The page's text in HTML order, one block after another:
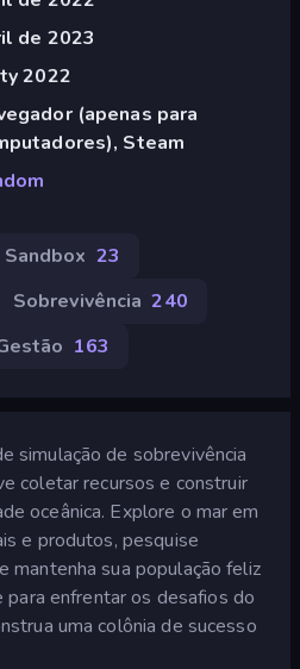
de 2023
2022
(apenas para
Steam
Sandbox 23
Sobrevivência 240
163
simulação de sobrevivência
coletar recursos e construir
oceânica. Explore o mar em
e produtos, pesquise
mantenha sua população feliz
enfrentar os desafios do
uma colônia de sucesso